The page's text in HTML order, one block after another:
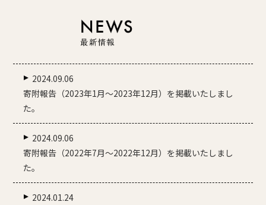
2024.09.06
寄附報告（2023年1月～2023年12月）を掲載いたしまし
た。
2024.09.06
寄附報告（2022年7月～2022年12月）を掲載いたしまし
た。
2024.01.24